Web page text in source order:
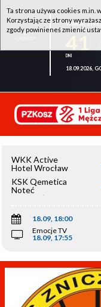
WKK ACTIVE
18.09.2026,
WKK Active
Hotel Wrocław
KSK Qemetica
Noteć
Inowrocław
18.09, 18:00
Emocje TV
18.09, 17:55
Ta strona używa cookies m.in.
Korzystając ze strony
zgody powinieneś zmienić